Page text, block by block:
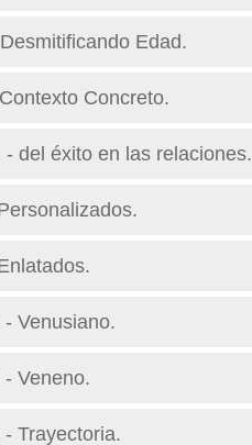
Edad.
Concreto.
del éxito en las relaciones.
Venusiano.
Veneno.
Trayectoria.